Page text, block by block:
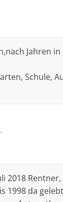
Jahren
Schule,
2018
1998 da